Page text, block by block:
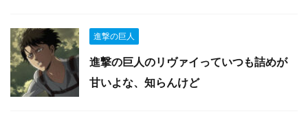
進撃の巨人
進撃の巨人のリヴァイっていつも詰めが
甘いよな、知らんけど